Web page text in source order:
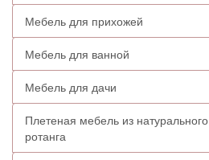
Мебель для прихожей
Мебель для ванной
Мебель для дачи
Плетеная мебель из натурального
ротанга